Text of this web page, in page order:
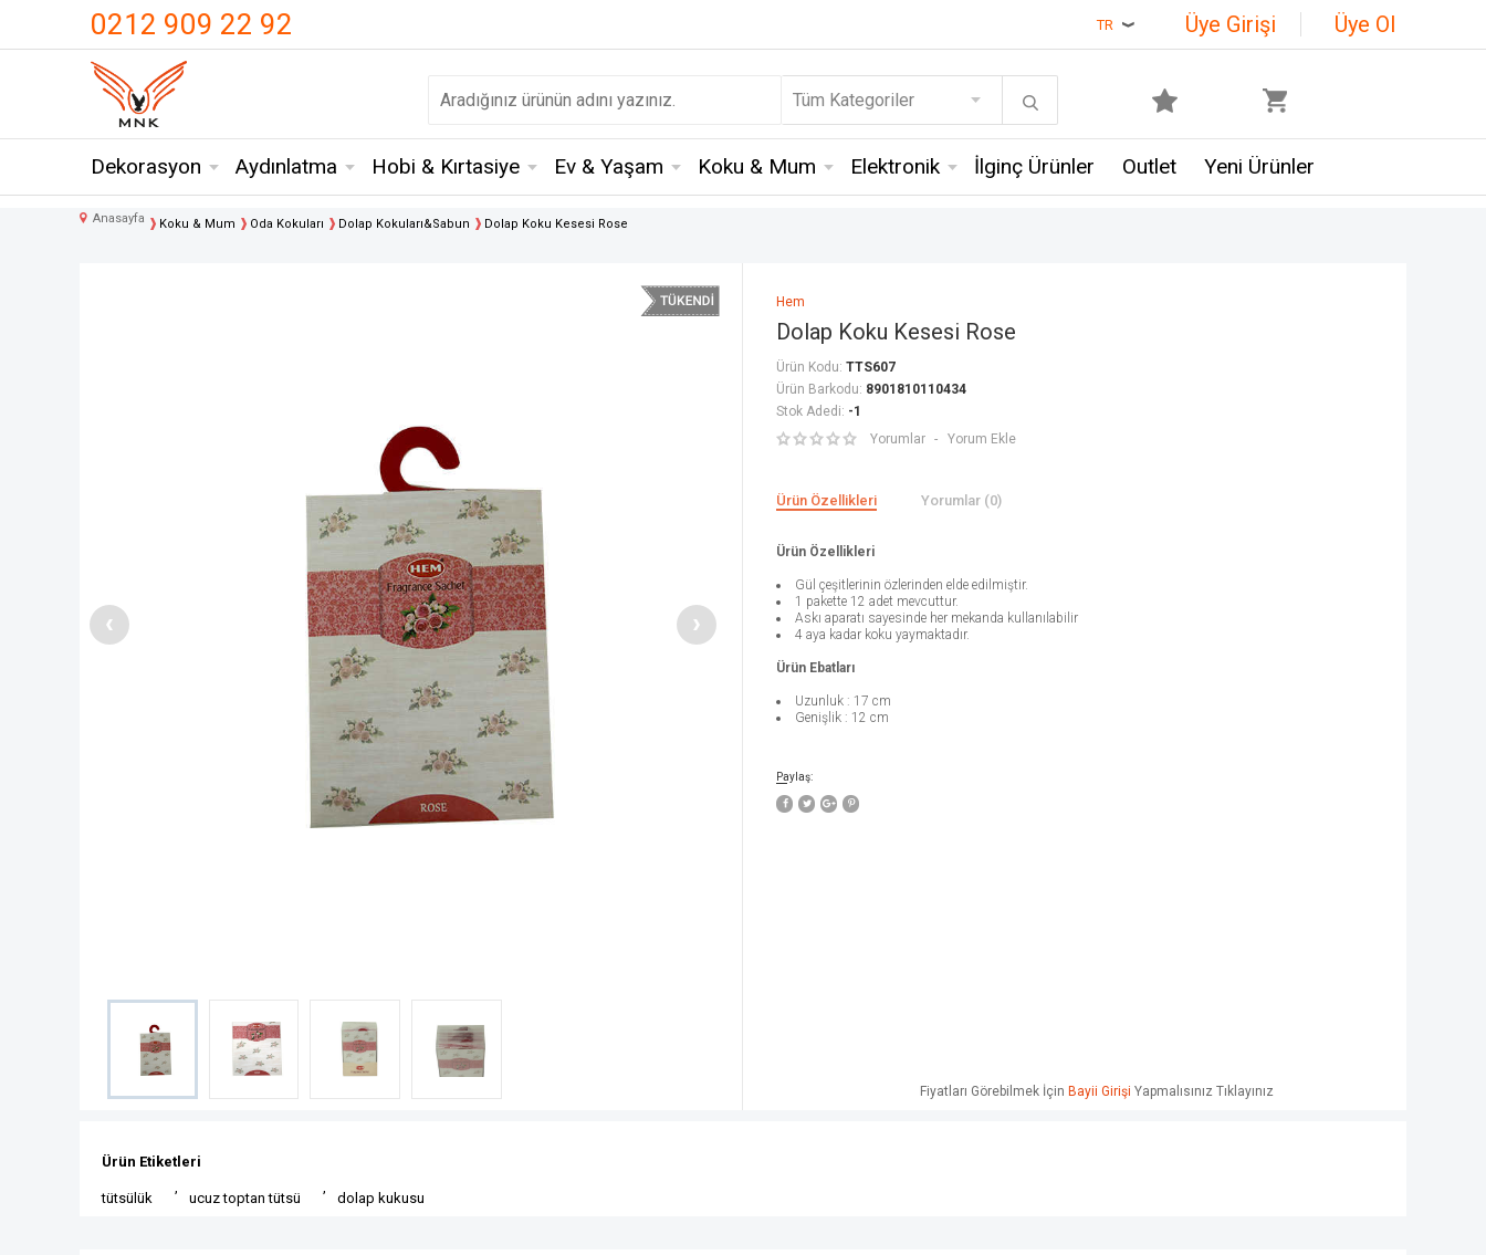
0212 909 22 92 TR Üye Girişi Üye Ol
Dekorasyon Aydınlatma Hobi & Kırtasiye Ev & Yaşam Koku & Mum Elektronik İlginç Ürünler Outlet Yeni Ürünler
Anasayfa Koku & Mum Oda Kokuları Dolap Kokuları&Sabun Dolap Koku Kesesi Rose
Hem
Dolap Koku Kesesi Rose
Ürün Kodu: TTS607
Ürün Barkodu: 8901810110434
Stok Adedi: -1
Yorumlar
Yorum Ekle
Fiyatları Görebilmek İçin Bayii Girişi Yapmalısınız Tıklayınız
Ürün Özellikleri Yorumlar (0)
Ürün Özellikleri
Gül çeşitlerinin özlerinden elde edilmiştir.
1 pakette 12 adet mevcuttur.
Askı aparatı sayesinde her mekanda kullanılabilir
4 aya kadar koku yaymaktadır.
Ürün Ebatları
Uzunluk : 17 cm
Genişlik : 12 cm
Paylaş:
Ürün Etiketleri
tütsülük
,
ucuz toptan tütsü
,
dolap kukusu